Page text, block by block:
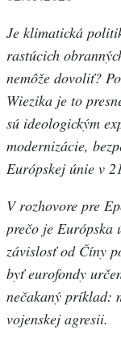
Je klimatická
rastúcich
nemôže dovoliť?
Wiezika je to
sú ideologickým
modernizácie,
Európskej únie v
V rozhovore pre
prečo je Európska
závislosť od Číny
byť eurofondy
nečakaný príklad:
vojenskej agresii.